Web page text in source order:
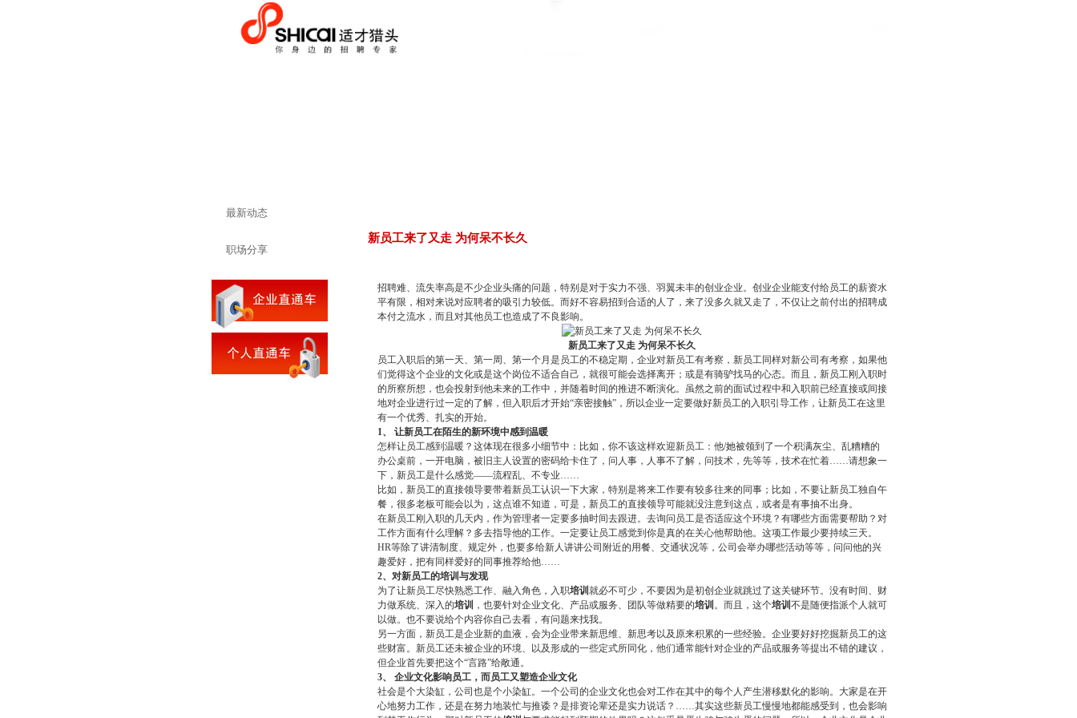
最新动态
职场分享
新员工来了又走 为何呆不长久
招聘难、流失率高是不少企业头痛的问题，特别是对于实力不强、羽翼未丰的创业企业。创业企业能支付给员工的薪资水
平有限，相对来说对应聘者的吸引力较低。而好不容易招到合适的人了，来了没多久就又走了，不仅让之前付出的招聘成
本付之流水，而且对其他员工也造成了不良影响。
新员工来了又走 为何呆不长久
员工入职后的第一天、第一周、第一个月是员工的不稳定期，企业对新员工有考察，新员工同样对新公司有考察，如果他
们觉得这个企业的文化或是这个岗位不适合自己，就很可能会选择离开；或是有骑驴找马的心态。而且，新员工刚入职时
的所察所想，也会投射到他未来的工作中，并随着时间的推进不断演化。虽然之前的面试过程中和入职前已经直接或间接
地对企业进行过一定的了解，但入职后才开始“亲密接触”，所以企业一定要做好新员工的入职引导工作，让新员工在这里
有一个优秀、扎实的开始。
1、 让新员工在陌生的新环境中感到温暖
怎样让员工感到温暖？这体现在很多小细节中：比如，你不该这样欢迎新员工：他/她被领到了一个积满灰尘、乱糟糟的
办公桌前，一开电脑，被旧主人设置的密码给卡住了，问人事，人事不了解，问技术，先等等，技术在忙着……请想象一
下，新员工是什么感觉——流程乱、不专业……
比如，新员工的直接领导要带着新员工认识一下大家，特别是将来工作要有较多往来的同事；比如，不要让新员工独自午
餐，很多老板可能会以为，这点谁不知道，可是，新员工的直接领导可能就没注意到这点，或者是有事抽不出身。
在新员工刚入职的几天内，作为管理者一定要多抽时间去跟进。去询问员工是否适应这个环境？有哪些方面需要帮助？对
工作方面有什么理解？多去指导他的工作。一定要让员工感觉到你是真的在关心他帮助他。这项工作最少要持续三天。
HR等除了讲清制度、规定外，也要多给新人讲讲公司附近的用餐、交通状况等，公司会举办哪些活动等等，问问他的兴
趣爱好，把有同样爱好的同事推荐给他……
2、对新员工的培训 与发现
为了让新员工尽快熟悉工作、融入角色，入职培训 就必不可少，不要因为是初创企业就跳过了这关键环节。没有时间、财
力做系统、深入的培训 ，也要针对企业文化、产品或服务、团队等做精要的培训 。而且，这个培训 不是随便指派个人就可
以做。也不要说给个内容你自己去看，有问题来找我。
另一方面，新员工是企业新的血液，会为企业带来新思维、新思考以及原来积累的一些经验。企业要好好挖掘新员工的这
些财富。新员工还未被企业的环境、以及形成的一些定式所同化，他们通常能针对企业的产品或服务等提出不错的建议，
但企业首先要把这个“言路”给敞通。
3、 企业文化影响员工，而员工又塑造企业文化
社会是个大染缸，公司也是个小染缸。一个公司的企业文化也会对工作在其中的每个人产生潜移默化的影响。大家是在开
心地努力工作，还是在努力地装忙与推诿？是排资论辈还是实力说话？……其实这些新员工慢慢地都能感受到，也会影响